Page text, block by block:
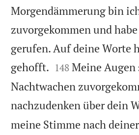
Morgendämmerung bin
zuvorgekommen und
gerufen. Auf deine Worte
gehofft. 

148 Meine Augen
Nachtwachen
nachzudenken über dein
meine Stimme nach